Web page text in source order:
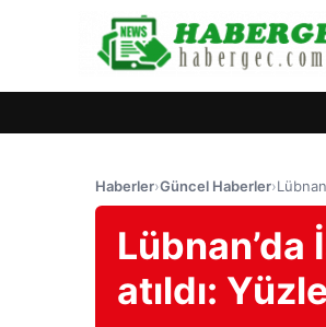
Haberler›Güncel Haberler›
atıldı: